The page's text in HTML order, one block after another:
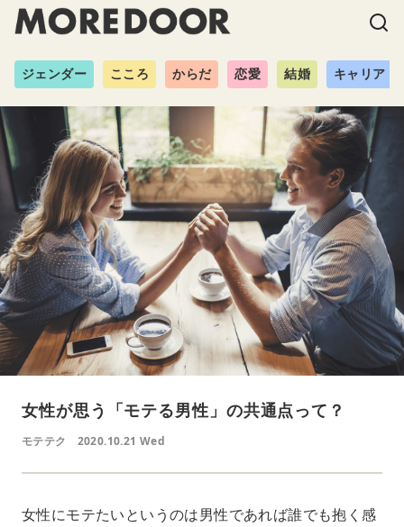
ジェンダー こころ からだ 恋愛 結婚 キャリア
女性が思う「モテる男性」の共通点って？
モテテク 2020.10.21 Wed
女性にモテたいというのは男性であれば誰でも抱く感